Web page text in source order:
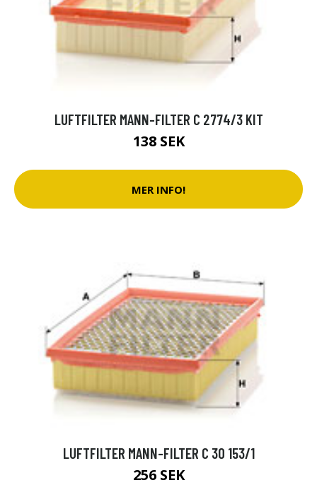
LUFTFILTER MANN-FILTER C 2774/3 KIT
138 SEK
MER INFO!
LUFTFILTER MANN-FILTER C 30 153/1
256 SEK